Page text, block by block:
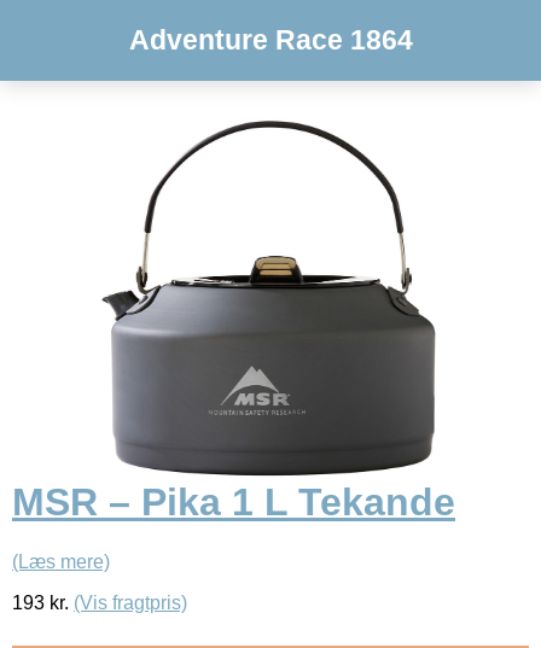
Adventure Race 1864
MSR – Pika 1 L Tekande
(Læs mere)
193 kr. (Vis fragtpris)